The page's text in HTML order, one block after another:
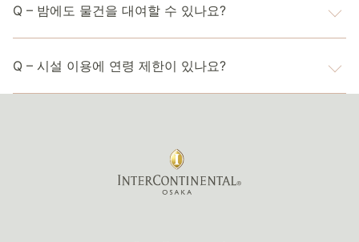
게만 제공됩니다.
Q – 밤에도 물건을 대여할 수 있나요?
문의하십시오.
Q – 시설 이용에 연령 제한이 있나요?
한 이용시간이 오전9:00부터 오후5:00까지로 제한됩니다.